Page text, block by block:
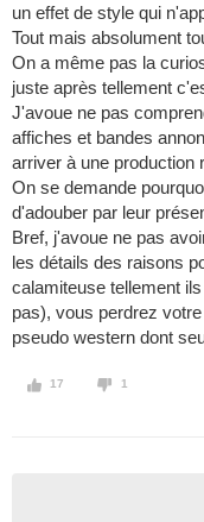
un effet de style qui
Tout mais absolument
On a même pas la
juste après tellement
J'avoue ne pas
affiches et bandes
arriver à une production
On se demande
d'adouber par leur
Bref, j'avoue ne pas
les détails des raisons
calamiteuse tellement
pas), vous perdrez
pseudo western dont
17 1